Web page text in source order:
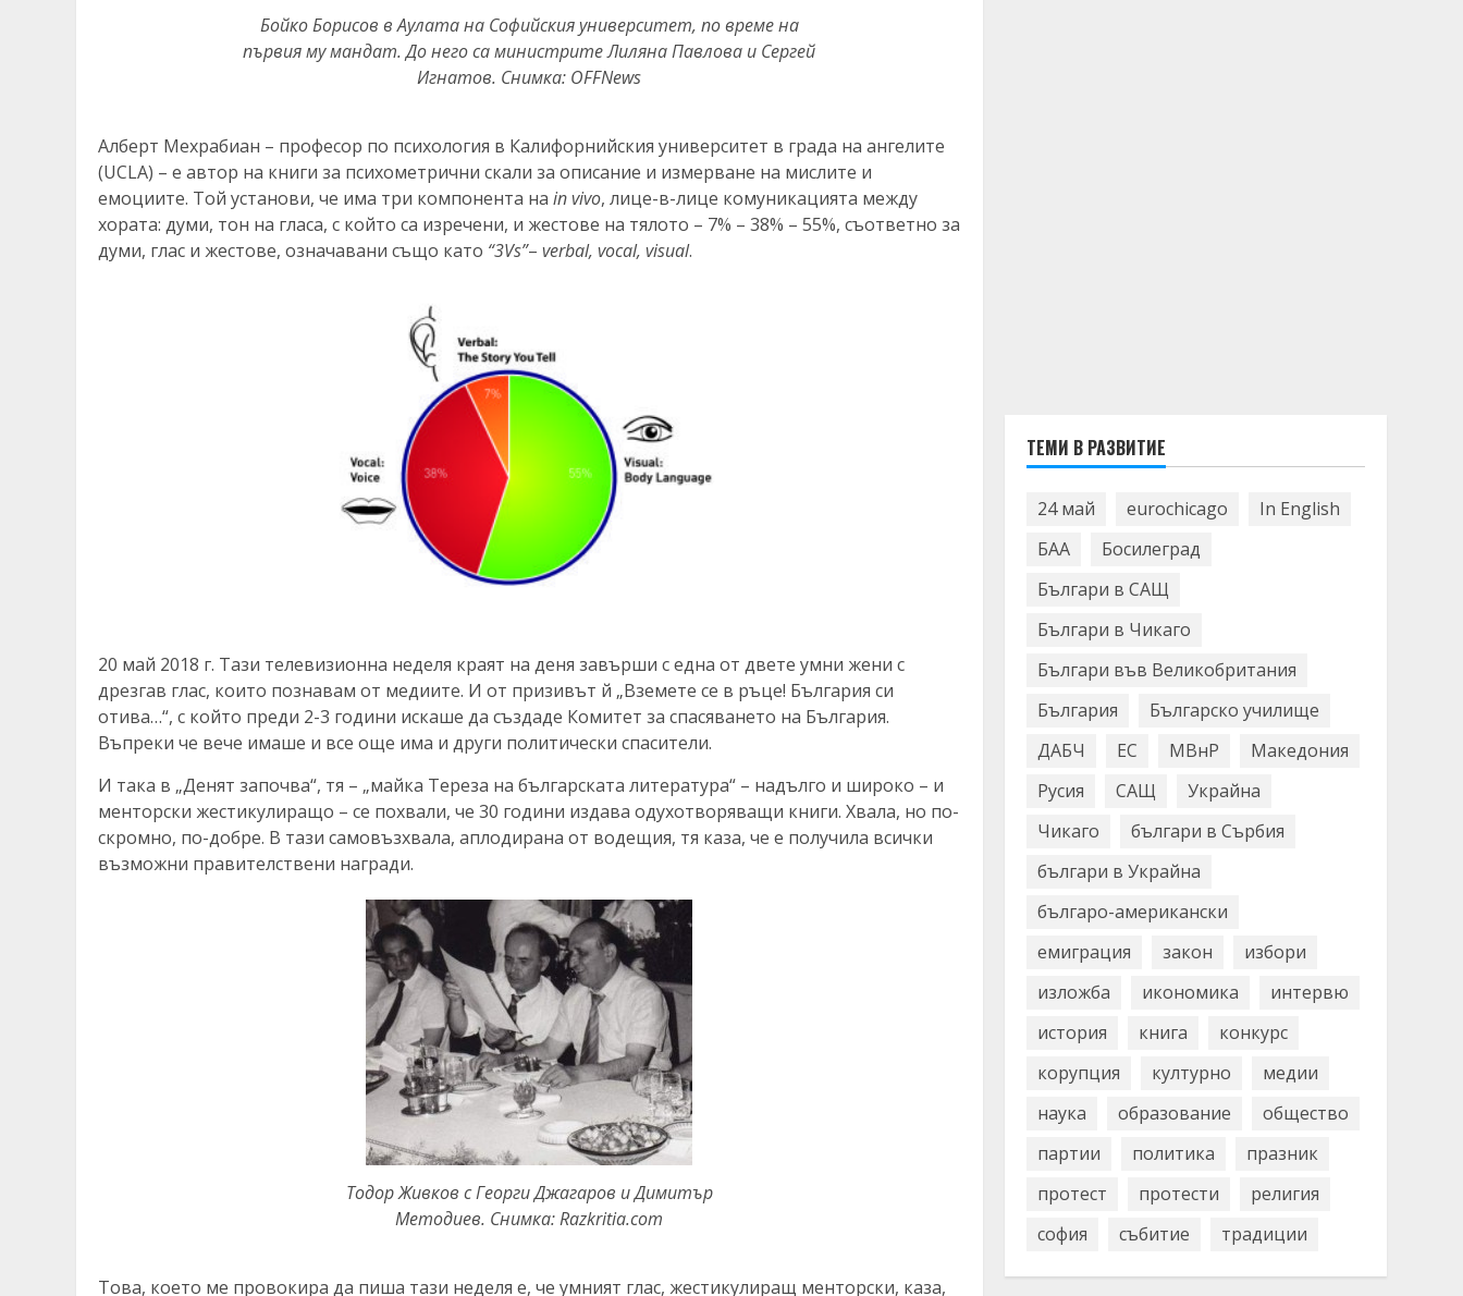
Бойко Борисов в Аулата на Софийския университет, по време на
първия му мандат. До него са министрите Лиляна Павлова и Сергей
Игнатов. Снимка: OFFNews
Алберт Мехрабиан – професор по психология в Калифорнийския университет в града на ангелите
(UCLA) – е автор на книги за психометрични скали за описание и измерване на мислите и
емоциите. Той установи, че има три компонента на in vivo, лице-в-лице комуникацията между
хората: думи, тон на гласа, с който са изречени, и жестове на тялото – 7% – 38% – 55%, съответно за
думи, глас и жестове, означавани също като “3Vs”– verbal, vocal, visual.
20 май 2018 г. Тази телевизионна неделя краят на деня завърши с една от двете умни жени с
дрезгав глас, които познавам от медиите. И от призивът й „Вземете се в ръце! България си
отива…“, с който преди 2-3 години искаше да създаде Комитет за спасяването на България.
Въпреки че вече имаше и все още има и други политически спасители.
И така в „Денят започва“, тя – „майка Тереза на българската литература“ – надълго и широко – и
менторски жестикулиращо – се похвали, че 30 години издава одухотворяващи книги. Хвала, но по-
скромно, по-добре. В тази самовъзхвала, аплодирана от водещия, тя каза, че е получила всички
възможни правителствени награди.
Тодор Живков с Георги Джагаров и Димитър
Методиев. Снимка: Razkritia.com
Това, което ме провокира да пиша тази неделя е, че умният глас, жестикулиращ менторски, каза,
ТЕМИ В РАЗВИТИЕ
24 май eurochicago
In English
БАА
Босилеград
Българи в САЩ
Българи в Чикаго
Българи във Великобритания
България
Българско училище
ДАБЧ
ЕС МВнР
Македония
Русия
САЩ
Украйна
Чикаго
българи в Сърбия
българи в Украйна
българо-американски
емиграция
закон
избори
изложба
икономика
интервю
история
книга
конкурс
корупция
културно
медии
наука
образование
общество
партии
политика
празник
протест
протести
религия
софия
събитие традиции